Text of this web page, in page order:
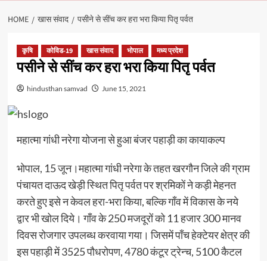
HOME खास संवाद पसीने से सींच कर हरा भरा किया पितृ पर्वत
कृषि कोविड-19 खास संवाद भोपाल मध्य प्रदेश
पसीने से सींच कर हरा भरा किया पितृ पर्वत
hindusthan samvad June 15, 2021
महात्मा गांधी नरेगा योजना से हुआ बंजर पहाड़ी का कायाकल्प
भोपाल, 15 जून।महात्मा गांधी नरेगा के तहत खरगौन जिले की ग्राम
पंचायत दाऊद खेड़ी स्थित पितृ पर्वत पर श्रमिकों ने कड़ी मेहनत
करते हुए इसे न केवल हरा-भरा किया, बल्कि गाँव में विकास के नये
द्वार भी खोल दिये। गाँव के 250 मजदूरों को 11 हजार 300 मानव
दिवस रोजगार उपलब्ध करवाया गया। जिसमें पाँच हेक्टेयर क्षेत्र की
इस पहाड़ी में 3525 पौधरोपण, 4780 कंटूर ट्रेन्च, 5100 कैटल